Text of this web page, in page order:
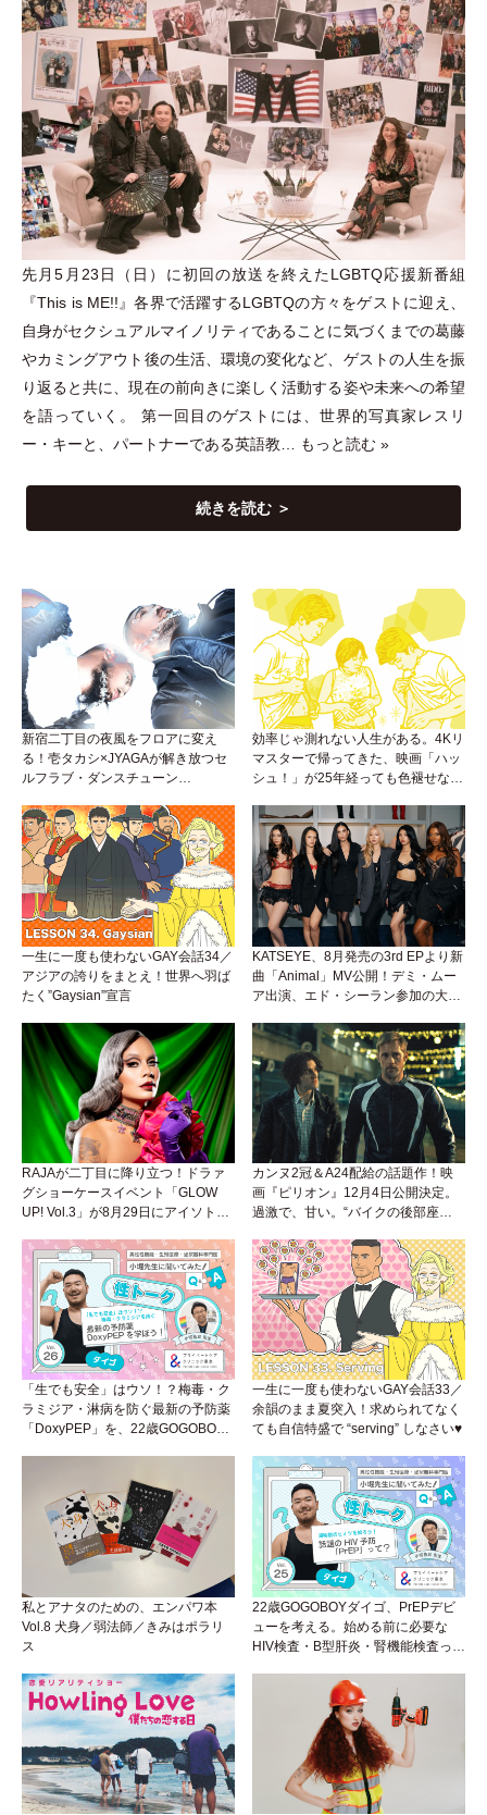
先月5月23日 （ 日 ） に初回の放送を終えたLGBTQ応援新番組
『This is ME!!』各界で活躍するLGBTQの方々をゲストに迎え、
自身がセクシュアルマイノリティであることに気づくまでの葛藤
やカミングアウト後の生活、環境の変化など、ゲストの人生を振
り返ると共に、現在の前向きに楽しく活動する姿や未来への希望
を語っていく。 第一回目のゲストには、世界的写真家レスリ
ー ・ キーと、パートナーである英語教… もっと読む »
続きを読む ＞
新宿二丁目の夜風をフロアに変え
る！壱タカシ×JYAGAが解き放つセ
ルフラブ・ダンスチューン
効率じゃ測れない人生がある。4Kリ
マスターで帰ってきた、映画「ハッ
シュ！」が25年経っても色褪せない
一生に一度も使わないGAY会話34／
アジアの誇りをまとえ！世界へ羽ば
たく”Gaysian”宣言
KATSEYE、8月発売の3rd EPより新
曲「Animal」MV公開！デミ・ムー
ア出演、エド・シーラン参加の大胆
RAJAが二丁目に降り立つ！ドラァ
グショーケースイベント「GLOW
UP! Vol.3」が8月29日にアイソトー
カンヌ2冠＆A24配給の話題作！映
画『ピリオン』12月4日公開決定。
過激で、甘い。“バイクの後部座
「生でも安全」はウソ！？梅毒・ク
ラミジア・淋病を防ぐ最新の予防薬
「DoxyPEP」を、22歳GOGOBOY
（Vol.26）
一生に一度も使わないGAY会話33／
余韻のまま夏突入！求められてなく
ても自信特盛で “serving” しなさい♥
私とアナタのための、エンパワ本
Vol.8 犬身／弱法師／きみはポラリ
ス
22歳GOGOBOYダイゴ、PrEPデビ
ューを考える。始める前に必要な
HIV検査・B型肝炎・腎機能検査っ
性トーク～聞きにくいことは小堀先
生に聞けばイイ！（Vol.25）